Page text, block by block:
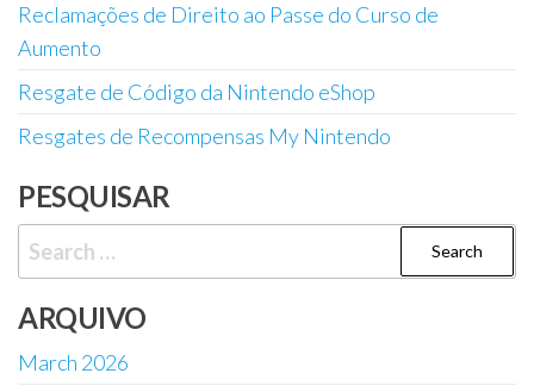
Reclamações de Direito ao Passe do Curso de
Aumento
Resgate de Código da Nintendo eShop
Resgates de Recompensas My Nintendo
PESQUISAR
Search
for:
ARQUIVO
March 2026